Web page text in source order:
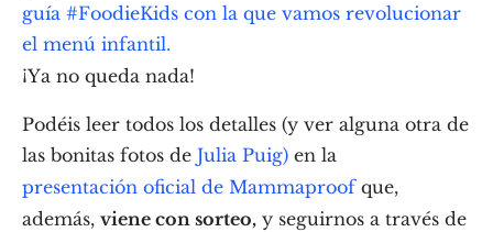
guía #FoodieKids con la que vamos revolucionar
el menú infantil.
¡Ya no queda nada!
Podéis leer todos los detalles (y ver alguna otra de
las bonitas fotos de Julia Puig) en la
presentación oficial de Mammaproofque,
además, viene con sorteo, y seguirnos a través de